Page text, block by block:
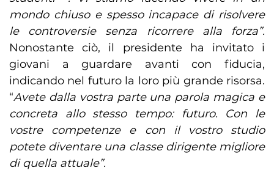
mondo chiuso e spesso incapace di risolvere
le controversie senza ricorrere alla forza”.
Nonostante ciò, il presidente ha invitato i
giovani a guardare avanti con fiducia,
indicando nel futuro la loro più grande risorsa.
“Avete dalla vostra parte una parola magica e
concreta allo stesso tempo: futuro. Con le
vostre competenze e con il vostro studio
potete diventare una classe dirigente migliore
di quella attuale”.